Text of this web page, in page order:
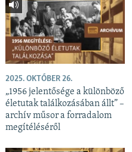
2025. OKTÓBER 26.
„1956 jelentősége a különböző
életutak találkozásában állt” –
archív műsor a forradalom
megítéléséről